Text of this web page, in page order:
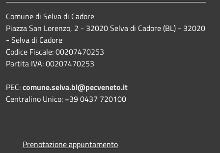
Comune di Selva di Cadore
Piazza San Lorenzo, 2 - 32020 Selva di Cadore (BL) - 32020
- Selva di Cadore
Codice Fiscale: 00207470253
Partita IVA: 00207470253
PEC:comune.selva.bl@pecveneto.it
Centralino Unico: +39 0437 720100
Prenotazione appuntamento